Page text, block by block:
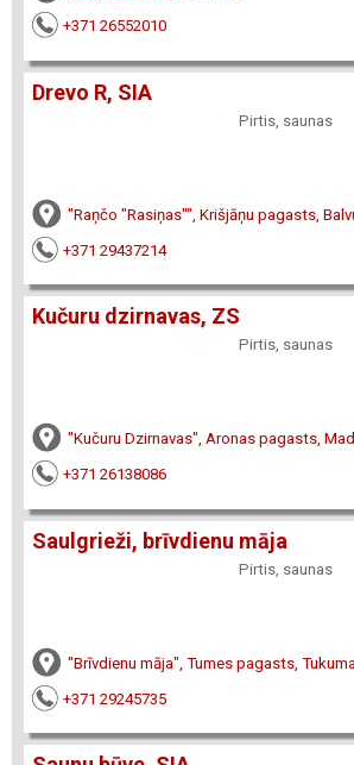
+371 26552010
Drevo R, SIA
Pirtis, saunas
"Raņčo "Rasiņas"", Krišjāņu pagasts,
+371 29437214
Kučuru dzirnavas, ZS
Pirtis, saunas
"Kučuru Dzirnavas", Aronas pagasts,
+371 26138086
Saulgrieži, brīvdienu māja
Pirtis, saunas
"Brīvdienu māja", Tumes pagasts,
+371 29245735